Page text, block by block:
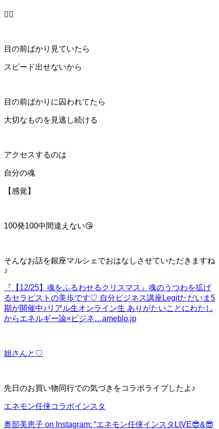
❤️‍🔥
目の前ばかり見ていたら
スピード出せないから
目の前ばかりに囚われてたら
大切なものを見逃し続ける
アクセスするのは
自分の魂
【感覚】
100発100中間違えない😘
そんなお話を銀座マルシェでおはなしさせていただきますね
♪
『【12/25】魂をふるわせるクリスマス』 魂のうつわを拡げ
るセラピストの美歩です♡ 自分ビジネス講座Legitただいま5
期が開催中♪リアル生オンライン生 ありがたいことにわたし
からエネルギー論×ビジネ…ameblo.jp
姐さんと♡
先日のお買い物同行での気づきをコラボライブしたよ♪
エネモン任侠コラボインスタ
奥部美恵子 on Instagram: “エネモン任侠インスタLIVE😎&😎